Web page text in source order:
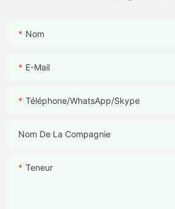
Nom
E-Mail
Téléphone/WhatsApp/Skype
Nom De La Compagnie
Teneur